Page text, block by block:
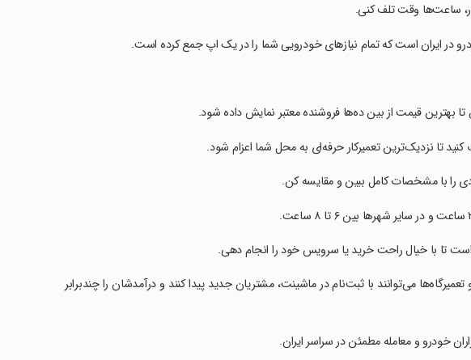
ساعت‌ها وقت تلف کنی.
در ایران است که تمام نیازهای خودرویی شما را در یک اپ جمع کرده است.
بهترین قیمت از بین ده‌ها فروشنده معتبر نمایش داده شود.
تا نزدیک‌ترین تعمیرکار حرفه‌ای به محل شما اعزام شود.
را با مشخصات کامل ببین و مقایسه کن.
تا با خیال راحت خرید یا سرویس خود را انجام دهی.
می‌توانند با ثبت‌نام در ماشینت، مشتریان جدید پیدا کنند و درآمدشان را چندبرابر
خودرو و معامله مطمئن در سراسر ایران.